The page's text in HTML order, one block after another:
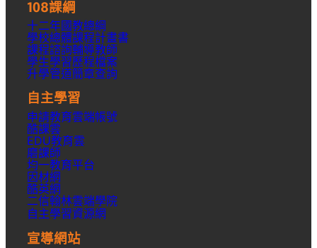
108課綱
十二年國教總綱
學校總體課程計畫書
課程諮詢輔導教師
學生學習歷程檔案
升學管道簡章查詢
自主學習
申請教育雲端帳號
酷課雲
EDU教育雲
磨課師
均一教育平台
因材網
酷英網
二信翰林雲端學院
自主學習資源網
宣導網站